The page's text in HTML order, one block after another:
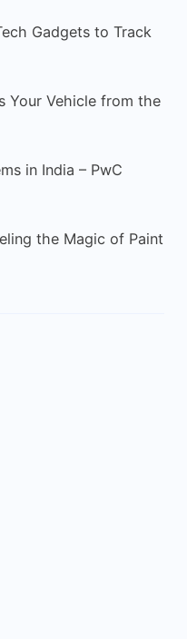
Gadgets to Track
Your Vehicle from the
in India – PwC
the Magic of Paint